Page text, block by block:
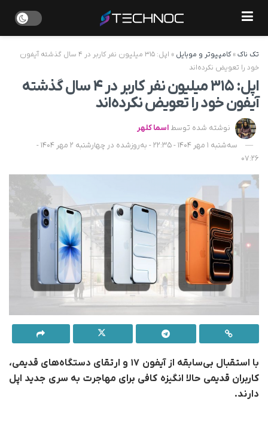
تک ناک»کامپیوتر و موبایل »
اپل: ۳۱۵ میلیون نفر کاربر در ۴ سال گذشته آیفون
خود را تعویض نکرده‌اند
اپل: ۳۱۵ میلیون نفر کاربر در ۴ سال گذشته
آیفون خود را تعویض نکرده‌اند
نوشته شده توسط اسما کلهر
سه‌شنبه 1 مهر 1404 - 22:35 - به‌روزشده در چهارشنبه 2 مهر 1404 -
07:26
با استقبال بی‌سابقه از آیفون ۱۷ و ارتقای دستگاه‌های قدیمی،
کاربران قدیمی حالا انگیزه کافی برای مهاجرت به سری جدید اپل
دارند.